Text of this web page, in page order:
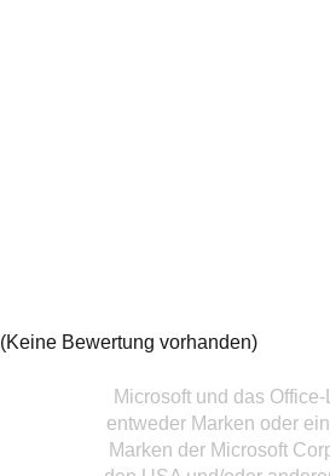
(Keine Bewertung vorhanden)
Microsoft und das
entweder Marken oder
Marken der Microsoft